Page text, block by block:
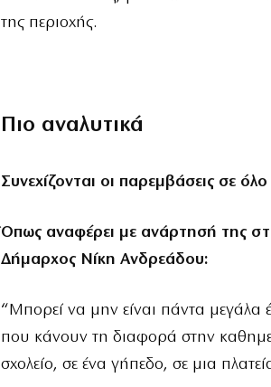
της περιοχής.
Πιο αναλυτικά
Συνεχίζονται οι παρεμβάσεις σε
Όπως αναφέρει με ανάρτησή της
Δήμαρχος Νίκη Ανδρεάδου:
“Μπορεί να μην είναι πάντα μεγάλα
που κάνουν τη διαφορά στην
σχολείο, σε ένα γήπεδο, σε μια